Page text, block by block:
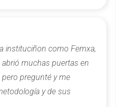
instituciñon como Femxa,
muchas puertas en
pregunté y me
y de sus